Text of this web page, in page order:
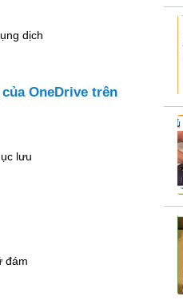
dịch
OneDrive trên
lưu
đám